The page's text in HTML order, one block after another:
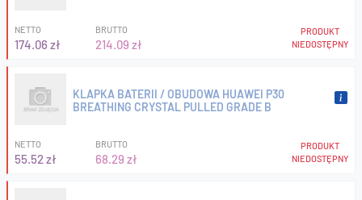
NETTO
174.06 zł
BRUTTO
214.09 zł
PRODUKT
NIEDOSTĘPNY
KLAPKA BATERII / OBUDOWA HUAWEI P30
BREATHING CRYSTAL PULLED GRADE B
NETTO
55.52 zł
BRUTTO
68.29 zł
PRODUKT
NIEDOSTĘPNY